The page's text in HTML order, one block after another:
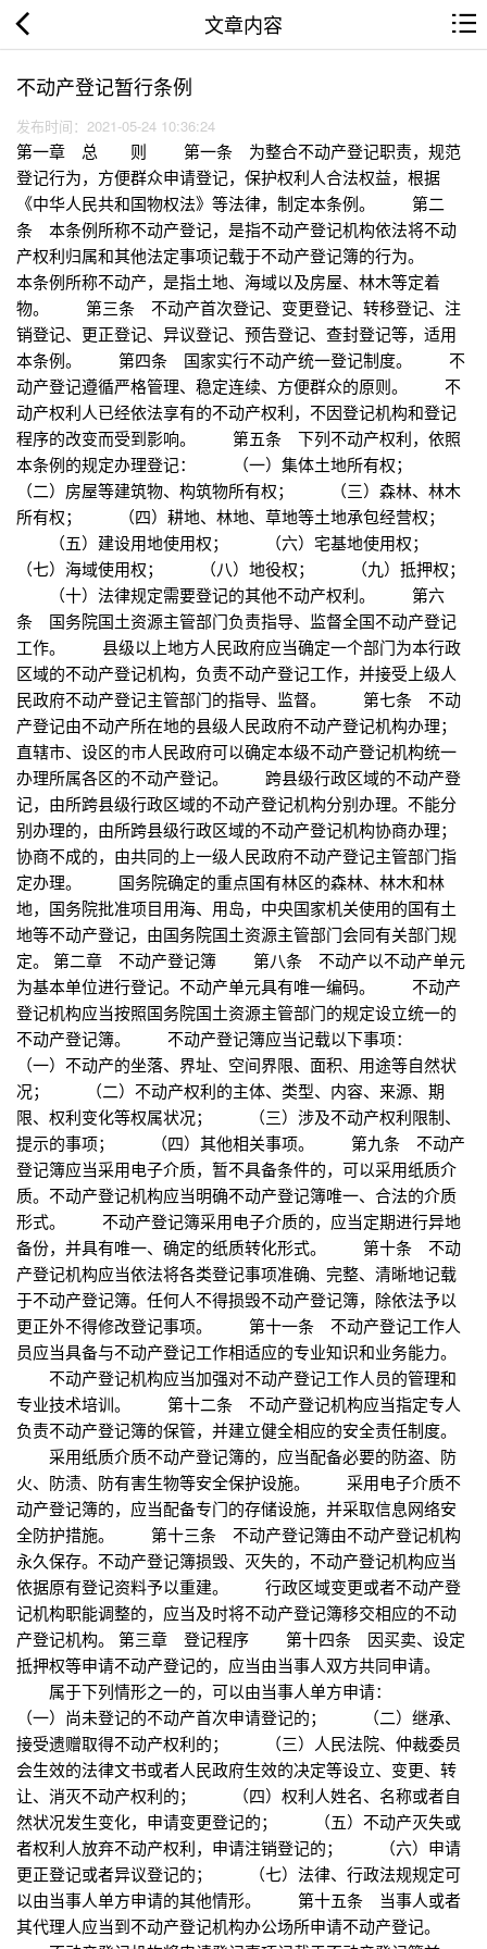
文章内容
不动产登记暂行条例
发布时间：2021-05-24 10:36:24
第一章 总 则 第一条 为整合不动产登记职责，规范
登记行为，方便群众申请登记，保护权利人合法权益，根据
《中华人民共和国物权法》等法律，制定本条例。 第二
条 本条例所称不动产登记，是指不动产登记机构依法将不动
产权利归属和其他法定事项记载于不动产登记簿的行为。
本条例所称不动产，是指土地、海域以及房屋、林木等定着
物。 第三条 不动产首次登记、变更登记、转移登记、注
销登记、更正登记、异议登记、预告登记、查封登记等，适用
本条例。 第四条 国家实行不动产统一登记制度。 不
动产登记遵循严格管理、稳定连续、方便群众的原则。 不
动产权利人已经依法享有的不动产权利，不因登记机构和登记
程序的改变而受到影响。 第五条 下列不动产权利，依照
本条例的规定办理登记： （一）集体土地所有权；
（二）房屋等建筑物、构筑物所有权； （三）森林、林木
所有权； （四）耕地、林地、草地等土地承包经营权；
（五）建设用地使用权； （六）宅基地使用权；
（七）海域使用权； （八）地役权； （九）抵押权；
（十）法律规定需要登记的其他不动产权利。 第六
条 国务院国土资源主管部门负责指导、监督全国不动产登记
工作。 县级以上地方人民政府应当确定一个部门为本行政
区域的不动产登记机构，负责不动产登记工作，并接受上级人
民政府不动产登记主管部门的指导、监督。 第七条 不动
产登记由不动产所在地的县级人民政府不动产登记机构办理；
直辖市、设区的市人民政府可以确定本级不动产登记机构统一
办理所属各区的不动产登记。 跨县级行政区域的不动产登
记，由所跨县级行政区域的不动产登记机构分别办理。不能分
别办理的，由所跨县级行政区域的不动产登记机构协商办理；
协商不成的，由共同的上一级人民政府不动产登记主管部门指
定办理。 国务院确定的重点国有林区的森林、林木和林
地，国务院批准项目用海、用岛，中央国家机关使用的国有土
地等不动产登记，由国务院国土资源主管部门会同有关部门规
定。 第二章 不动产登记簿 第八条 不动产以不动产单元
为基本单位进行登记。不动产单元具有唯一编码。 不动产
登记机构应当按照国务院国土资源主管部门的规定设立统一的
不动产登记簿。 不动产登记簿应当记载以下事项：
（一）不动产的坐落、界址、空间界限、面积、用途等自然状
况； （二）不动产权利的主体、类型、内容、来源、期
限、权利变化等权属状况； （三）涉及不动产权利限制、
提示的事项； （四）其他相关事项。 第九条 不动产
登记簿应当采用电子介质，暂不具备条件的，可以采用纸质介
质。不动产登记机构应当明确不动产登记簿唯一、合法的介质
形式。 不动产登记簿采用电子介质的，应当定期进行异地
备份，并具有唯一、确定的纸质转化形式。 第十条 不动
产登记机构应当依法将各类登记事项准确、完整、清晰地记载
于不动产登记簿。任何人不得损毁不动产登记簿，除依法予以
更正外不得修改登记事项。 第十一条 不动产登记工作人
员应当具备与不动产登记工作相适应的专业知识和业务能力。
不动产登记机构应当加强对不动产登记工作人员的管理和
专业技术培训。 第十二条 不动产登记机构应当指定专人
负责不动产登记簿的保管，并建立健全相应的安全责任制度。
采用纸质介质不动产登记簿的，应当配备必要的防盗、防
火、防渍、防有害生物等安全保护设施。 采用电子介质不
动产登记簿的，应当配备专门的存储设施，并采取信息网络安
全防护措施。 第十三条 不动产登记簿由不动产登记机构
永久保存。不动产登记簿损毁、灭失的，不动产登记机构应当
依据原有登记资料予以重建。 行政区域变更或者不动产登
记机构职能调整的，应当及时将不动产登记簿移交相应的不动
产登记机构。 第三章 登记程序 第十四条 因买卖、设定
抵押权等申请不动产登记的，应当由当事人双方共同申请。
属于下列情形之一的，可以由当事人单方申请：
（一）尚未登记的不动产首次申请登记的； （二）继承、
接受遗赠取得不动产权利的； （三）人民法院、仲裁委员
会生效的法律文书或者人民政府生效的决定等设立、变更、转
让、消灭不动产权利的； （四）权利人姓名、名称或者自
然状况发生变化，申请变更登记的； （五）不动产灭失或
者权利人放弃不动产权利，申请注销登记的； （六）申请
更正登记或者异议登记的； （七）法律、行政法规规定可
以由当事人单方申请的其他情形。 第十五条 当事人或者
其代理人应当到不动产登记机构办公场所申请不动产登记。